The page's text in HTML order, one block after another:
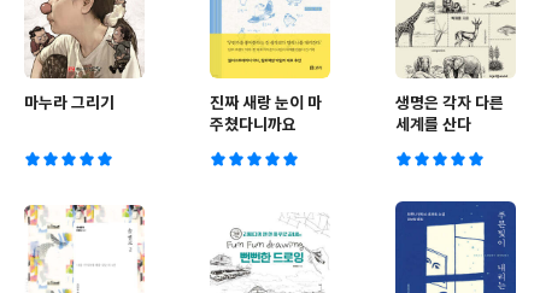
마누라 그리기
진짜 새랑 눈이 마
주쳤다니까요
생명은 각자 다른
세계를 산다